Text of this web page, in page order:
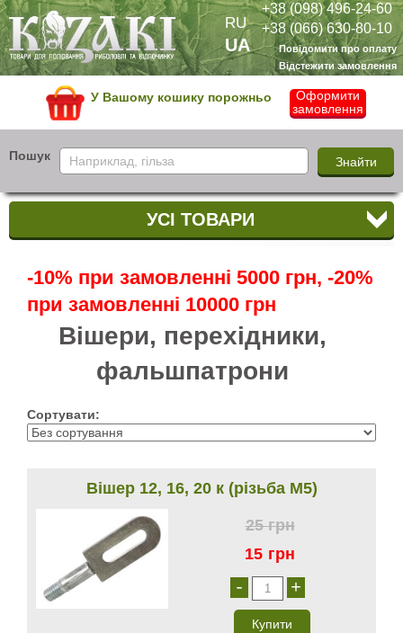
+38 (098) 496-24-60
+38 (066) 630-80-10
Повідомити про оплату
Відстежити замовлення
RU
UA
У Вашому кошику порожньо
Оформити
замовлення
Пошук
УСІ ТОВАРИ
-10% при замовленні 5000 грн, -20%
при замовленні 10000 грн
Вішери, перехідники,
фальшпатрони
Сортувати:
Вішер 12, 16, 20 к (різьба М5)
25 грн
15 грн
- +